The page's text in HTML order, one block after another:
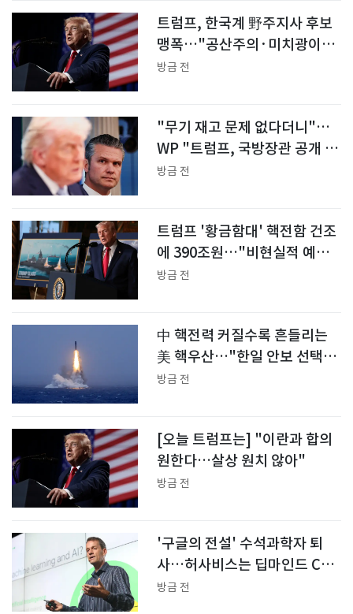
트럼프, 한국계 野주지사 후보
맹폭…"공산주의·미치광이"
(종합)
방금 전
"무기 재고 문제 없다더니"…
WP "트럼프, 국방장관 공개 질
책"
방금 전
트럼프 '황금함대' 핵전함 건조
에 390조원…"비현실적 예산"
지적도
방금 전
中 핵전력 커질수록 흔들리는
美 핵우산…"한일 안보 선택지
복잡"
방금 전
[오늘 트럼프는] "이란과 합의
원한다…살상 원치 않아"
방금 전
'구글의 전설' 수석과학자 퇴
사…허사비스는 딥마인드 CEO
물러나
방금 전